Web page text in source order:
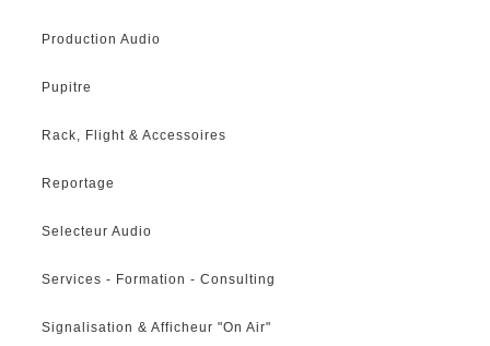
Production Audio
Pupitre
Rack, Flight & Accessoires
Reportage
Selecteur Audio
Services - Formation - Consulting
Signalisation & Afficheur "On Air"